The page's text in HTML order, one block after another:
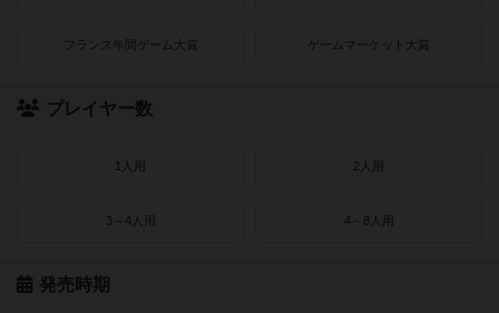
フランス年間ゲーム大賞 ゲームマーケット大賞
プレイヤー数
1人用 2人用
3～4人用 4～8人用
発売時期